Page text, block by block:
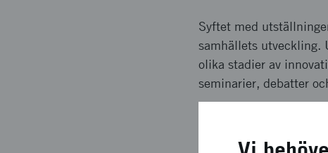
Syftet med
samhällets utveckling.
olika stadier av
seminarier, debatter